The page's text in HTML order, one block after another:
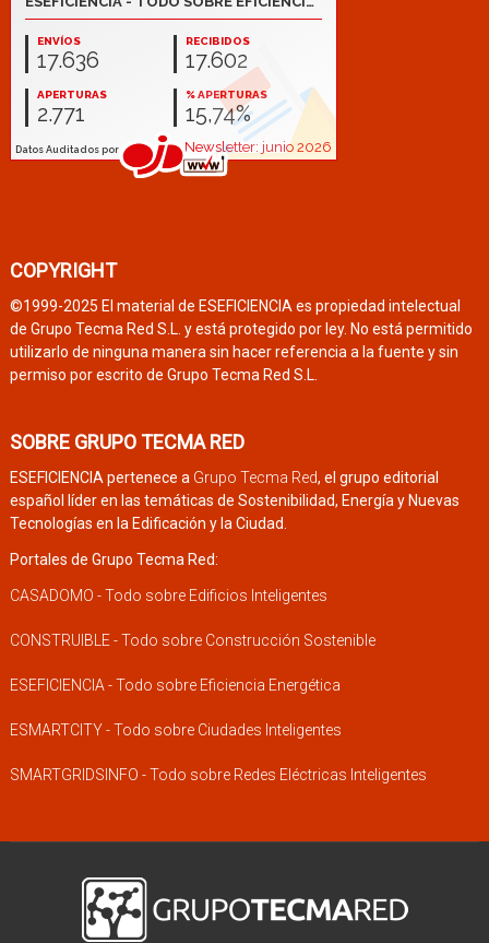
COPYRIGHT
©1999-2025 El material de ESEFICIENCIA es propiedad intelectual
de Grupo Tecma Red S.L. y está protegido por ley. No está permitido
utilizarlo de ninguna manera sin hacer referencia a la fuente y sin
permiso por escrito de Grupo Tecma Red S.L.
SOBRE GRUPO TECMA RED
ESEFICIENCIA pertenece a Grupo Tecma Red, el grupo editorial
español líder en las temáticas de Sostenibilidad, Energía y Nuevas
Tecnologías en la Edificación y la Ciudad.
Portales de Grupo Tecma Red:
CASADOMO - Todo sobre Edificios Inteligentes
CONSTRUIBLE - Todo sobre Construcción Sostenible
ESEFICIENCIA - Todo sobre Eficiencia Energética
ESMARTCITY - Todo sobre Ciudades Inteligentes
SMARTGRIDSINFO - Todo sobre Redes Eléctricas Inteligentes